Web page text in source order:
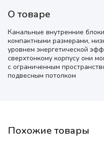
О товаре
Канальные внутренние
компактными размерами,
уровнем энергетической
сверхтонкому корпусу они
с ограниченным
подвесным потолком
Похожие товары